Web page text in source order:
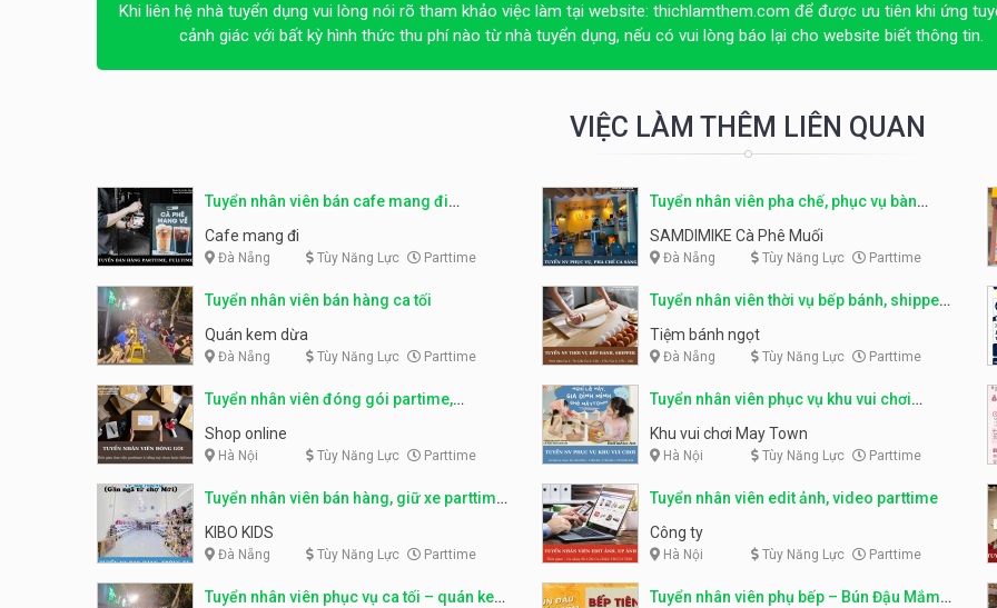
Khi liên hệ nhà tuyển dụng vui lòng nói rõ tham khảo việc làm tại website: thichlamthem.com để được ưu tiên khi ứng
cảnh giác với bất kỳ hình thức thu phí nào từ nhà tuyển dụng, nếu có vui lòng báo lại cho website biết thông tin.
VIỆC LÀM THÊM LIÊN QUAN
Tuyển nhân viên bán cafe mang đi
parttime, fulltime
Cafe mang đi
Đà Nẵng Tùy Năng Lực Parttime
Tuyển nhân viên pha chế, phục vụ bàn
parttime
SAMDIMIKE Cà Phê Muối
Đà Nẵng Tùy Năng Lực Parttime
Tuyển nhân viên bán hàng ca tối
Quán kem dừa
Đà Nẵng Tùy Năng Lực Parttime
Tuyển nhân viên thời vụ bếp bánh, shipper
parttime
Tiệm bánh ngọt
Đà Nẵng Tùy Năng Lực Parttime
Tuyển nhân viên đóng gói partime,
fulltime
Shop online
Hà Nội Tùy Năng Lực Parttime
Tuyển nhân viên phục vụ khu vui chơi
parttime linh động
Khu vui chơi May Town
Hà Nội Tùy Năng Lực Parttime
Tuyển nhân viên bán hàng, giữ xe parttime
– Kibo Kid
KIBO KIDS
Đà Nẵng Tùy Năng Lực Parttime
Tuyển nhân viên edit ảnh, video parttime
Công ty
Hà Nội Tùy Năng Lực Parttime
Tuyển nhân viên phục vụ ca tối – quán kem
Tuyển nhân viên phụ bếp – Bún Đậu Mắm